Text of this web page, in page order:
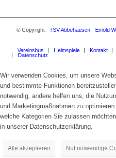
© Copyright - TSV Abbehausen- Enfold
Vereinsbus Heimspiele Kontakt
Datenschutz
Wir verwenden Cookies, um unsere
und bestimmte Funktionen
notwendig, andere helfen uns, die
und Marketingmaßnahmen zu
welche Kategorien Sie zulassen
in unserer Datenschutzerklärung.
Alle akzeptieren Nut notwendige